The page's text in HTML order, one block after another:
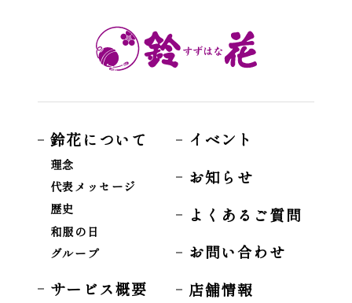
鈴花について
理念
代表メッセージ
歴史
和服の日
グループ
サービス概要
イベント
お知らせ
よくあるご質問
お問い合わせ
店舗情報